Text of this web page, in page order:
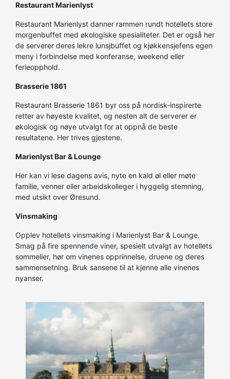
Restaurant Marienlyst
Restaurant Marienlyst danner rammen rundt hotellets store
morgenbuffet med økologiske spesialiteter. Det er også her
de serverer deres lekre lunsjbuffet og kjøkkensjefens egen
meny i forbindelse med konferanse, weekend eller
ferieopphold.
Brasserie 1861
Restaurant Brasserie 1861 byr oss på nordisk-inspirerte
retter av høyeste kvalitet, og nesten alt de serverer er
økologisk og nøye utvalgt for at oppnå de beste
resultatene. Her trives gjestene.
Marienlyst Bar & Lounge
Her kan vi lese dagens avis, nyte en kald øl eller møte
familie, venner eller arbeidskolleger i hyggelig stemning,
med utsikt over Øresund.
Vinsmaking
Opplev hotellets vinsmaking i Marienlyst Bar & Lounge.
Smag på fire spennende viner, spesielt utvalgt av hotellets
sommelier, hør om vinenes opprinnelse, druene og deres
sammensetning. Bruk sansene til at kjenne alle vinenes
nyanser.